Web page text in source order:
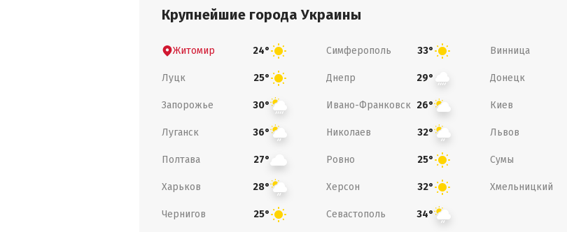
Крупнейшие города Украины
Житомир 24° Симферополь 33° Винница
Луцк 25° Днепр 29° Донецк
Запорожье 30° Ивано-Франковск 26° Киев
Луганск 36° Николаев 32° Львов
Полтава 27° Ровно 25° Сумы
Харьков 28° Херсон 32° Хмельницкий
Чернигов 25° Севастополь 34°